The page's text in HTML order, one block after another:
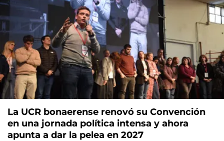
La UCR bonaerense renovó su Convención
en una jornada política intensa y ahora
apunta a dar la pelea en 2027